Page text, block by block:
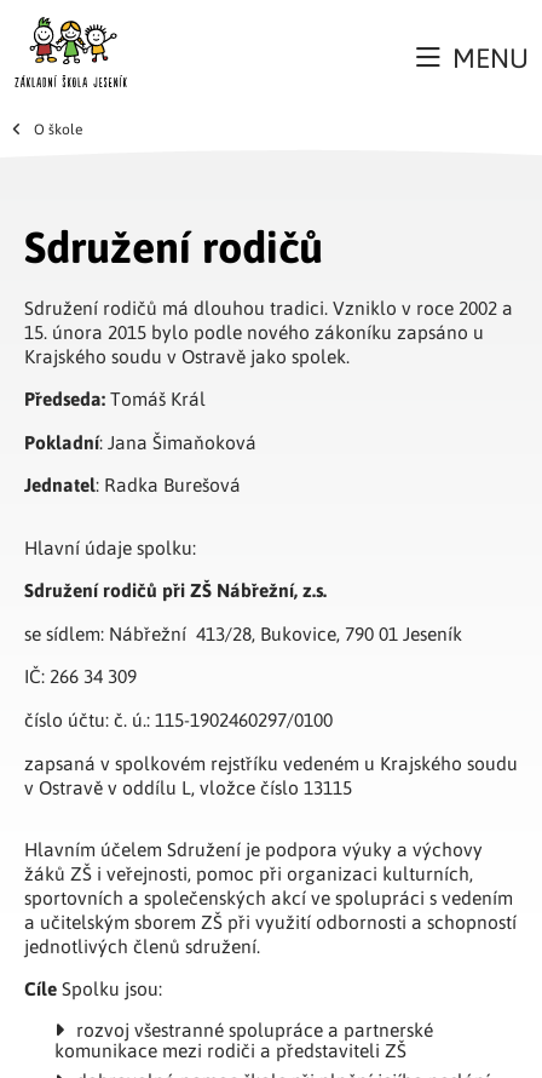
MENU
O škole
Sdružení rodičů
Sdružení rodičů má dlouhou tradici. Vzniklo v roce 2002 a
15. února 2015 bylo podle nového zákoníku zapsáno u
Krajského soudu v Ostravě jako spolek.
Předseda: Tomáš Král
Pokladní: Jana Šimaňoková
Jednatel: Radka Burešová
Hlavní údaje spolku:
Sdružení rodičů při ZŠ Nábřežní, z.s.
se sídlem: Nábřežní 413/28, Bukovice, 790 01 Jeseník
IČ: 266 34 309
číslo účtu: č. ú.: 115-1902460297/0100
zapsaná v spolkovém rejstříku vedeném u Krajského soudu
v Ostravě v oddílu L, vložce číslo 13115
Hlavním účelem Sdružení je podpora výuky a výchovy
žáků ZŠ i veřejnosti, pomoc při organizaci kulturních,
sportovních a společenských akcí ve spolupráci s vedením
a učitelským sborem ZŠ při využití odbornosti a schopností
jednotlivých členů sdružení.
Cíle Spolku jsou:
rozvoj všestranné spolupráce a partnerské
komunikace mezi rodiči a představiteli ZŠ